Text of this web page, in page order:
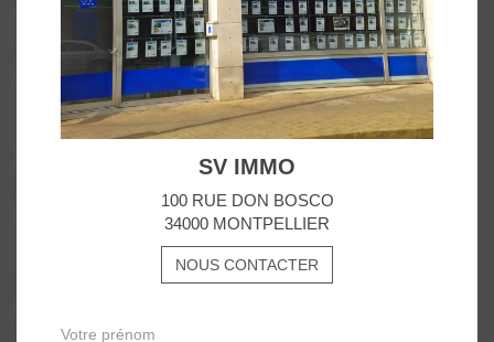
SV IMMO
100 RUE DON BOSCO
34000 MONTPELLIER
NOUS CONTACTER